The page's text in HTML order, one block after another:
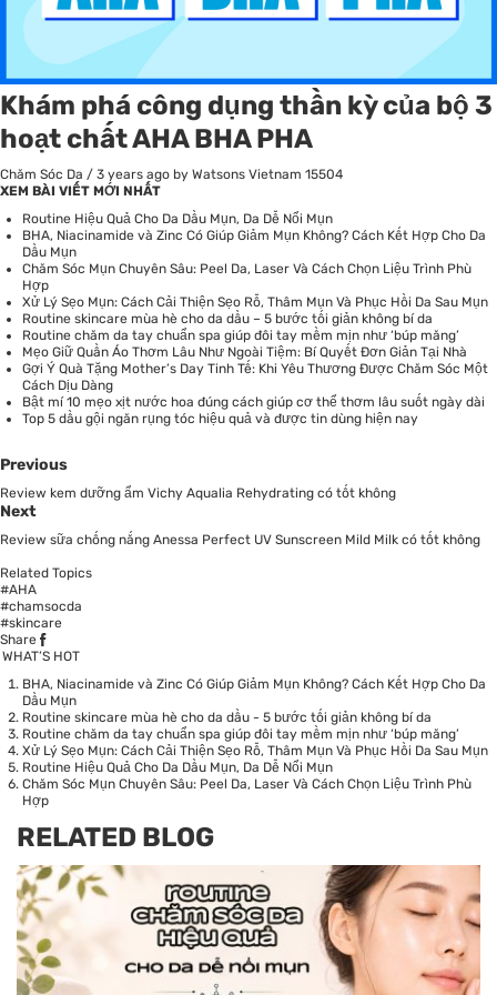
Khám phá công dụng thần kỳ của bộ 3
hoạt chất AHA BHA PHA
Chăm Sóc Da / 3 years ago by Watsons Vietnam 15504
XEM BÀI VIẾT MỚI NHẤT
Routine Hiệu Quả Cho Da Dầu Mụn, Da Dễ Nổi Mụn
BHA, Niacinamide và Zinc Có Giúp Giảm Mụn Không? Cách Kết Hợp Cho Da
Dầu Mụn
Chăm Sóc Mụn Chuyên Sâu: Peel Da, Laser Và Cách Chọn Liệu Trình Phù
Hợp
Xử Lý Sẹo Mụn: Cách Cải Thiện Sẹo Rỗ, Thâm Mụn Và Phục Hồi Da Sau Mụn
Routine skincare mùa hè cho da dầu – 5 bước tối giản không bí da
Routine chăm da tay chuẩn spa giúp đôi tay mềm mịn như ‘búp măng’
Mẹo Giữ Quần Áo Thơm Lâu Như Ngoài Tiệm: Bí Quyết Đơn Giản Tại Nhà
Gợi Ý Quà Tặng Mother’s Day Tinh Tế: Khi Yêu Thương Được Chăm Sóc Một
Cách Dịu Dàng
Bật mí 10 mẹo xịt nước hoa đúng cách giúp cơ thể thơm lâu suốt ngày dài
Top 5 dầu gội ngăn rụng tóc hiệu quả và được tin dùng hiện nay
Previous
Review kem dưỡng ẩm Vichy Aqualia Rehydrating có tốt không
Next
Review sữa chống nắng Anessa Perfect UV Sunscreen Mild Milk có tốt không
Related Topics
#AHA
#chamsocda
#skincare
Share
WHAT’S HOT
BHA, Niacinamide và Zinc Có Giúp Giảm Mụn Không? Cách Kết Hợp Cho Da
Dầu Mụn
Routine skincare mùa hè cho da dầu - 5 bước tối giản không bí da
Routine chăm da tay chuẩn spa giúp đôi tay mềm mịn như ‘búp măng’
Xử Lý Sẹo Mụn: Cách Cải Thiện Sẹo Rỗ, Thâm Mụn Và Phục Hồi Da Sau Mụn
Routine Hiệu Quả Cho Da Dầu Mụn, Da Dễ Nổi Mụn
Chăm Sóc Mụn Chuyên Sâu: Peel Da, Laser Và Cách Chọn Liệu Trình Phù
Hợp
RELATED BLOG